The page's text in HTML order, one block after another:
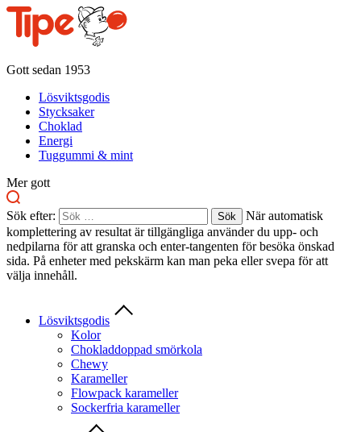
Gott sedan 1953
Lösviktsgodis
Stycksaker
Choklad
Energi
Tuggummi & mint
Mer gott
Sök efter:
När automatisk
komplettering av resultat är tillgängliga använder du upp- och
nedpilarna för att granska och enter-tangenten för besöka önskad
sida. På enheter med pekskärm kan man peka eller svepa för att
välja innehåll.
Lösviktsgodis
Kolor
Chokladdoppad smörkola
Chewy
Karameller
Flowpack karameller
Sockerfria karameller